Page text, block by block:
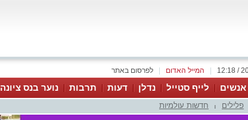
לפרסום באתר המייל האדום
אנשים לייף סטייל נדלן דעות תרבות נוער בנס ציונה
פלילים חדשות עולמיות